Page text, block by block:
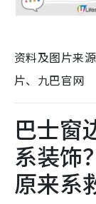
资料及图片来
片、九巴官网
巴士
系装饰
原来系